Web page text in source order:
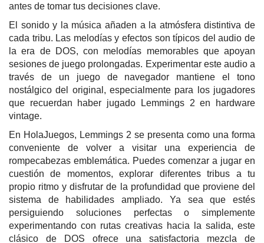
antes de tomar tus decisiones clave.
El sonido y la música añaden a la atmósfera distintiva de
cada tribu. Las melodías y efectos son típicos del audio de
la era de DOS, con melodías memorables que apoyan
sesiones de juego prolongadas. Experimentar este audio a
través de un juego de navegador mantiene el tono
nostálgico del original, especialmente para los jugadores
que recuerdan haber jugado Lemmings 2 en hardware
vintage.
En HolaJuegos, Lemmings 2 se presenta como una forma
conveniente de volver a visitar una experiencia de
rompecabezas emblemática. Puedes comenzar a jugar en
cuestión de momentos, explorar diferentes tribus a tu
propio ritmo y disfrutar de la profundidad que proviene del
sistema de habilidades ampliado. Ya sea que estés
persiguiendo soluciones perfectas o simplemente
experimentando con rutas creativas hacia la salida, este
clásico de DOS ofrece una satisfactoria mezcla de